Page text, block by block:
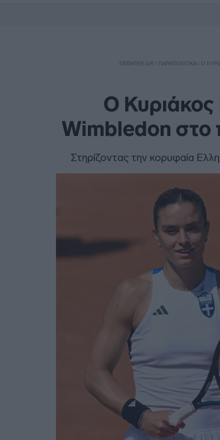
DEBATER.GR / ΠΑΡΑΠΟΛΙΤΙΚΑ/ Ο
Ο
Wimbledon στο
Στηρίζοντας την κορυφαία